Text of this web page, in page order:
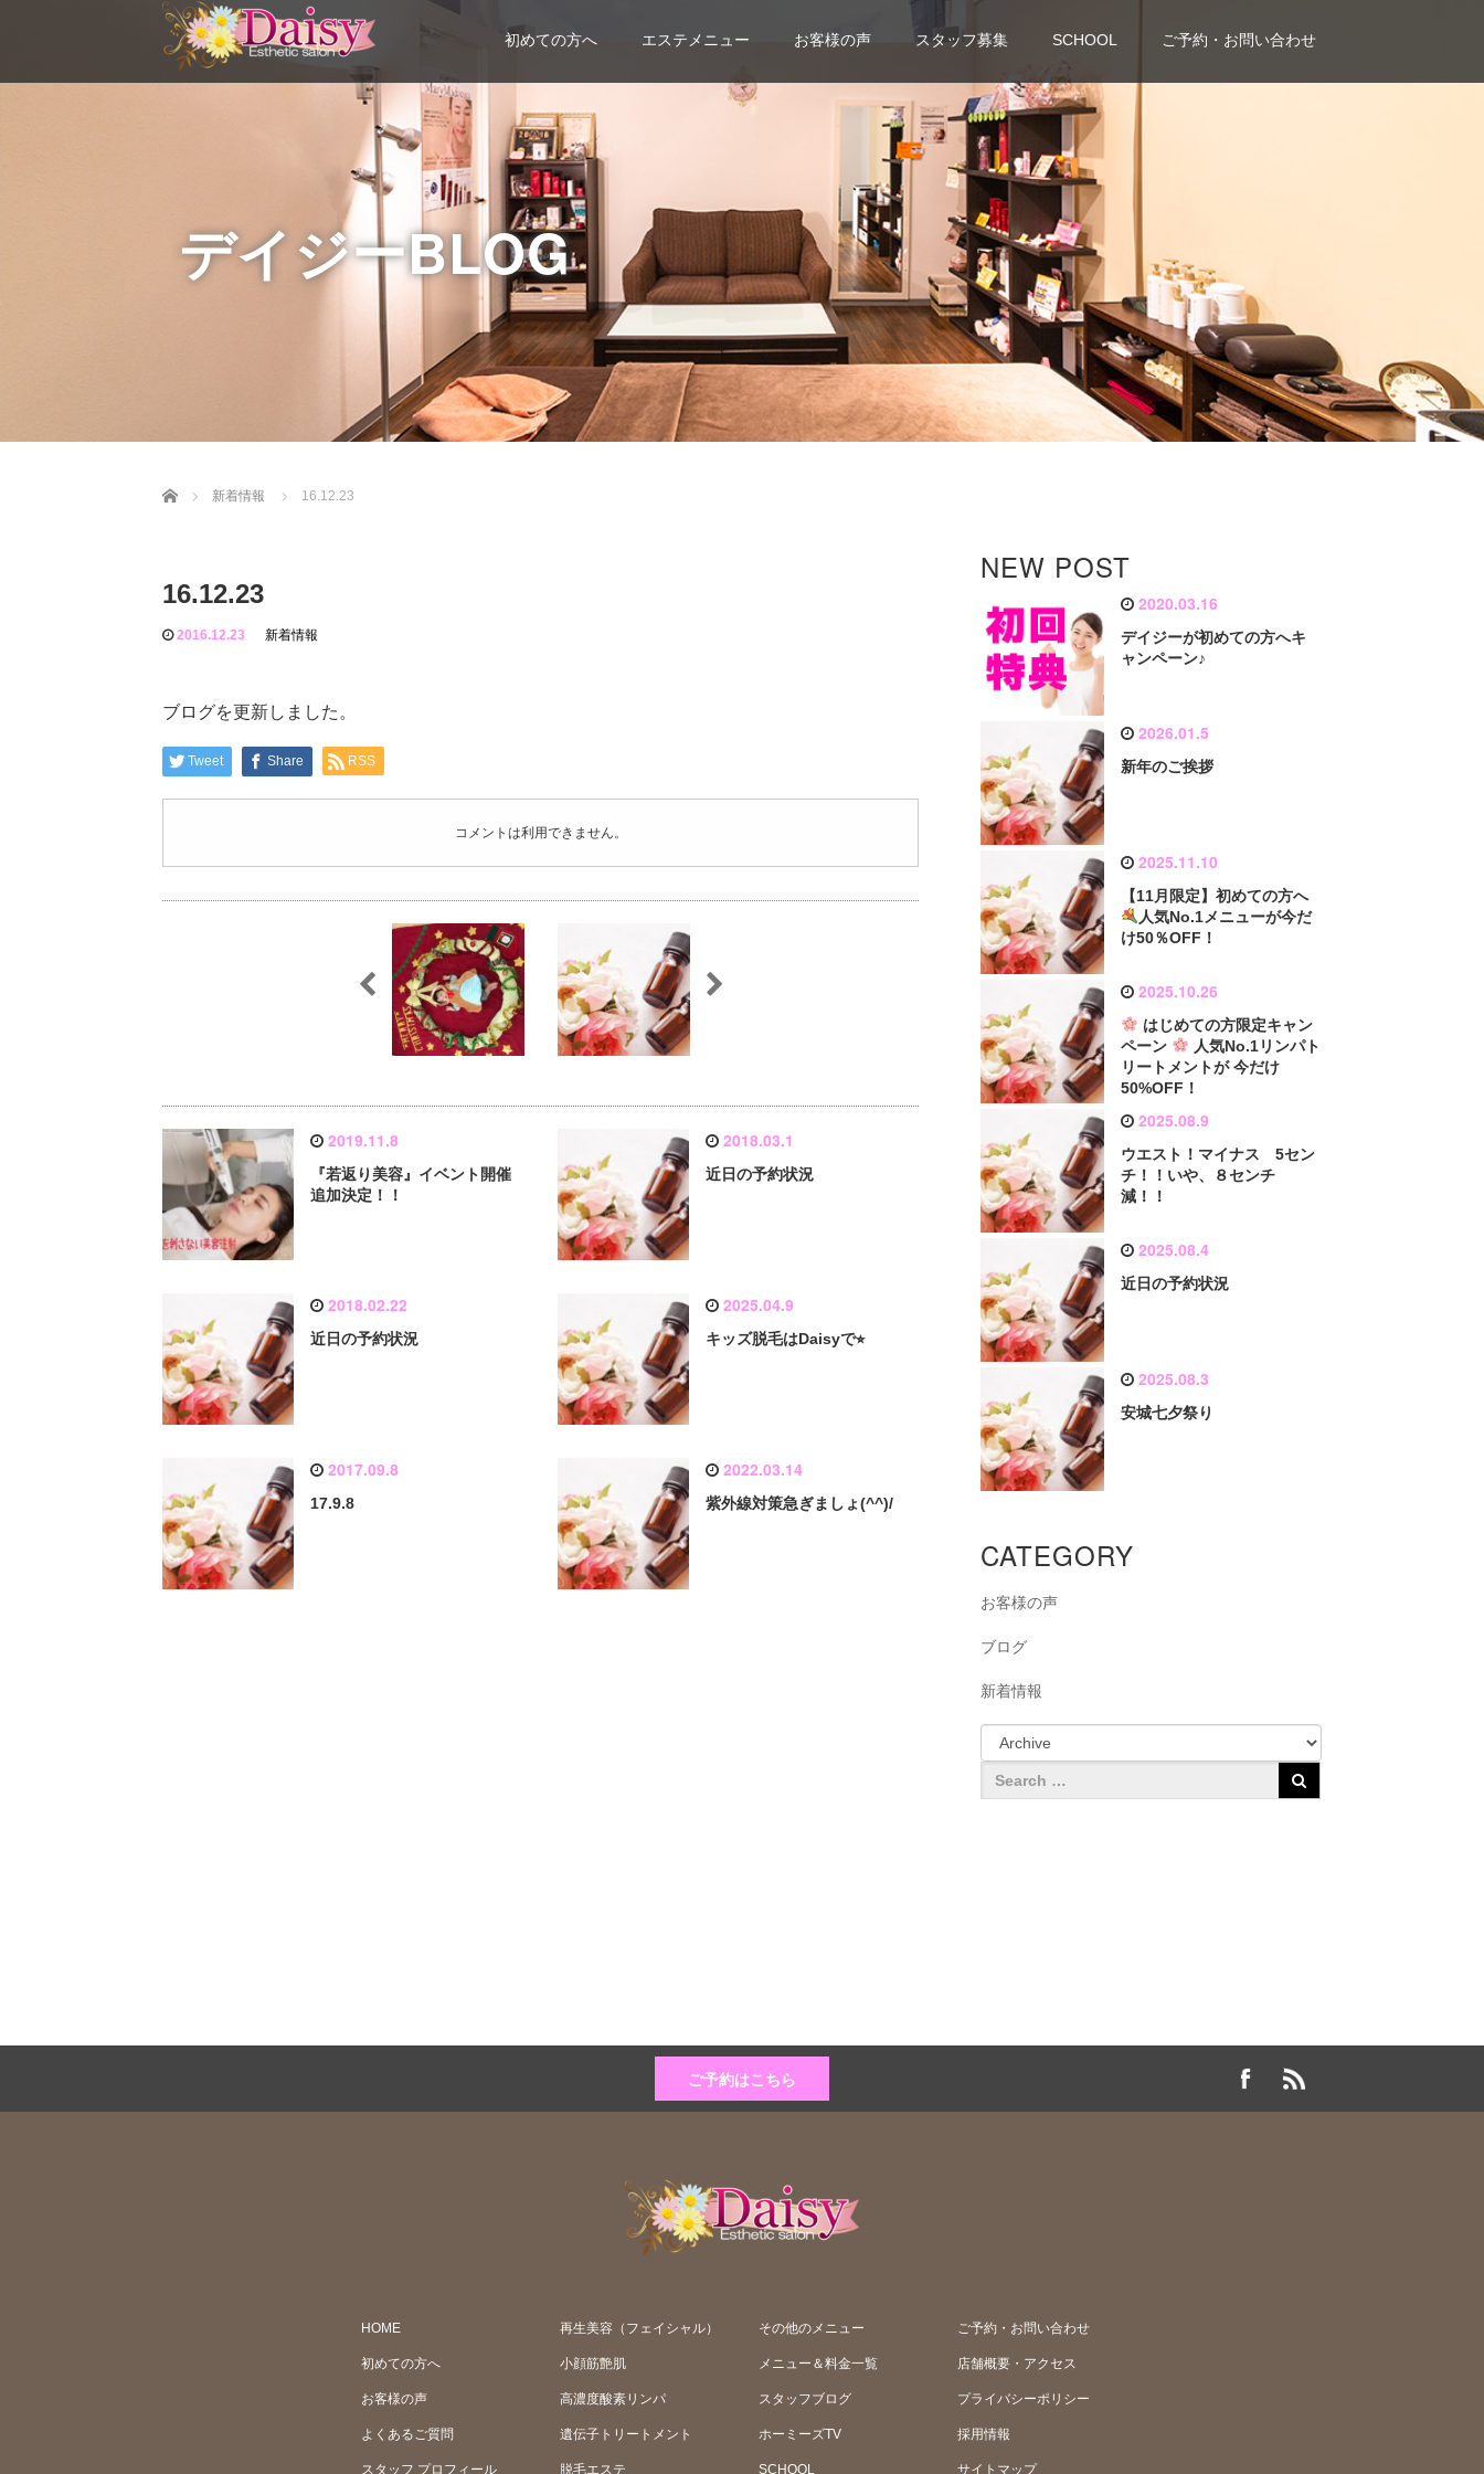
初めての方へ エステメニュー お客様の声 スタッフ募集 SCHOOL ご予約・お問い合わせ
デイジーBLOG
Home 新着情報 16.12.23
16.12.23
2016.12.23 新着情報
ブログを更新しました。
Tweet Share RSS
コメントは利用できません。
2019.11.8
『若返り美容』イベント開催
追加決定！！
2018.03.1
近日の予約状況
2018.02.22
近日の予約状況
2025.04.9
キッズ脱毛はDaisyで⭐︎
2017.09.8
17.9.8
2022.03.14
紫外線対策急ぎましょ(^^)/
NEW POST
2020.03.16
デイジーが初めての方へキ
ャンペーン♪
2026.01.5
新年のご挨拶
2025.11.10
【11月限定】初めての方へ
人気No.1メニューが今だ
け50％OFF！
2025.10.26
はじめての方限定キャン
ペーン
人気No.1リンパト
リートメントが 今だけ
50%OFF！
2025.08.9
ウエスト！マイナス 5セン
チ！！いや、８センチ
減！！
2025.08.4
近日の予約状況
2025.08.3
安城七夕祭り
CATEGORY
お客様の声
ブログ
新着情報
ご予約はこちら
HOME
初めての方へ
お客様の声
よくあるご質問
スタッフ プロフィール
再生美容（フェイシャル）
小顔筋艶肌
高濃度酸素リンパ
遺伝子トリートメント
脱毛エステ
その他のメニュー
メニュー＆料金一覧
スタッフブログ
ホーミーズTV
SCHOOL
ご予約・お問い合わせ
店舗概要・アクセス
プライバシーポリシー
採用情報
サイトマップ